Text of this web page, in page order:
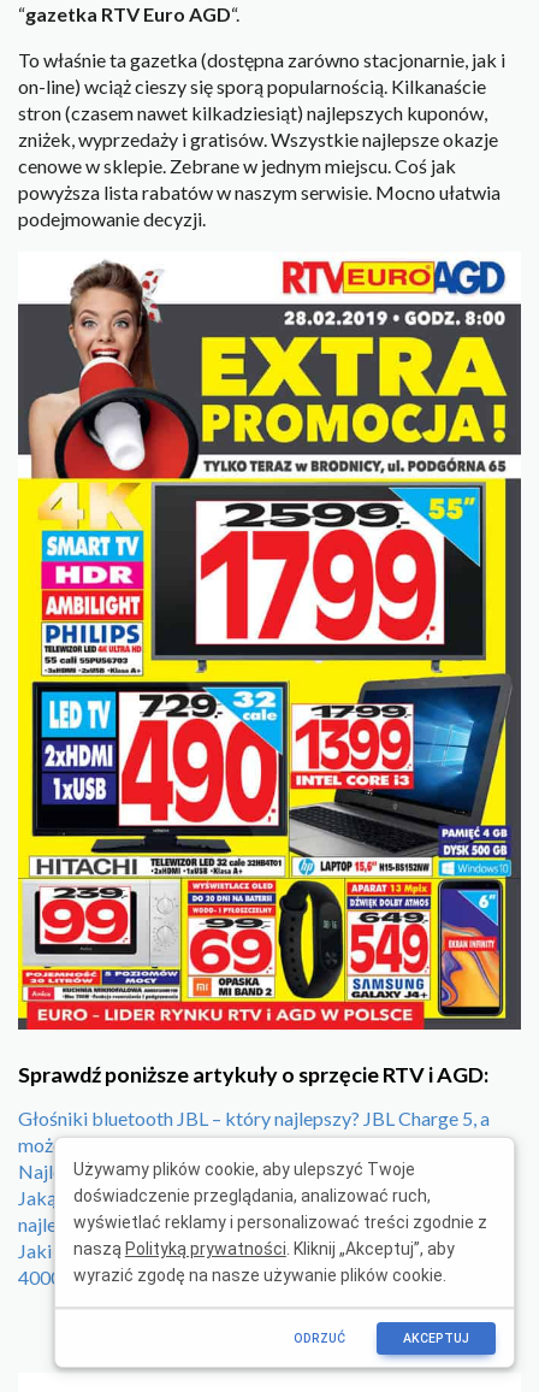
“gazetka RTV Euro AGD“.
To właśnie ta gazetka (dostępna zarówno stacjonarnie, jak i
on-line) wciąż cieszy się sporą popularnością. Kilkanaście
stron (czasem nawet kilkadziesiąt) najlepszych kuponów,
zniżek, wyprzedaży i gratisów. Wszystkie najlepsze okazje
cenowe w sklepie. Zebrane w jednym miejscu. Coś jak
powyższa lista rabatów w naszym serwisie. Mocno ułatwia
podejmowanie decyzji.
Sprawdź poniższe artykuły o sprzęcie RTV i AGD:
Głośniki bluetooth JBL – który najlepszy? JBL Charge 5, a
może JBL Flip 5?
Najlepsze maszynki do strzyżenia włosów – ranking TOP 5
Jaką hulajnogę elektryczną wybrać? Zobacz, ile kosztują
najlepsze modele
Jaki telewizor 55 cali kupić? Oto najlepsze modele do 3000 i
4000 zł
Używamy plików cookie, aby ulepszyć Twoje
doświadczenie przeglądania, analizować ruch,
wyświetlać reklamy i personalizować treści zgodnie z
naszą Polityką prywatności . Kliknij „Akceptuj”, aby
wyrazić zgodę na nasze używanie plików cookie.
ODRZUĆ AKCEPTUJ